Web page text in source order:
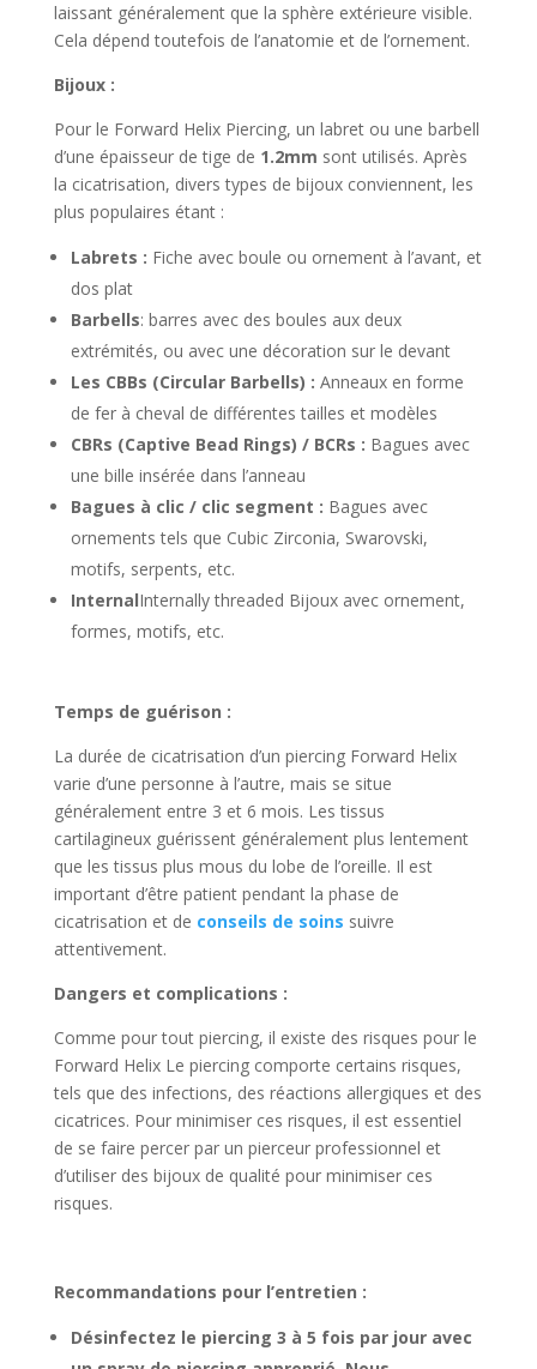
laissant généralement que la sphère extérieure visible.
Cela dépend toutefois de l’anatomie et de l’ornement.
Bijoux :
Pour le Forward Helix Piercing, un labret ou une barbell
d’une épaisseur de tige de 1.2mm sont utilisés. Après
la cicatrisation, divers types de bijoux conviennent, les
plus populaires étant :
Labrets : Fiche avec boule ou ornement à l’avant, et
dos plat
Barbells: barres avec des boules aux deux
extrémités, ou avec une décoration sur le devant
Les CBBs (Circular Barbells) : Anneaux en forme
de fer à cheval de différentes tailles et modèles
CBRs (Captive Bead Rings) / BCRs : Bagues avec
une bille insérée dans l’anneau
Bagues à clic / clic segment : Bagues avec
ornements tels que Cubic Zirconia, Swarovski,
motifs, serpents, etc.
InternalInternally threaded Bijoux avec ornement,
formes, motifs, etc.
Temps de guérison :
La durée de cicatrisation d’un piercing Forward Helix
varie d’une personne à l’autre, mais se situe
généralement entre 3 et 6 mois. Les tissus
cartilagineux guérissent généralement plus lentement
que les tissus plus mous du lobe de l’oreille. Il est
important d’être patient pendant la phase de
cicatrisation et de conseils de soins suivre
attentivement.
Dangers et complications :
Comme pour tout piercing, il existe des risques pour le
Forward Helix Le piercing comporte certains risques,
tels que des infections, des réactions allergiques et des
cicatrices. Pour minimiser ces risques, il est essentiel
de se faire percer par un pierceur professionnel et
d’utiliser des bijoux de qualité pour minimiser ces
risques.
Recommandations pour l’entretien :
Désinfectez le piercing 3 à 5 fois par jour avec